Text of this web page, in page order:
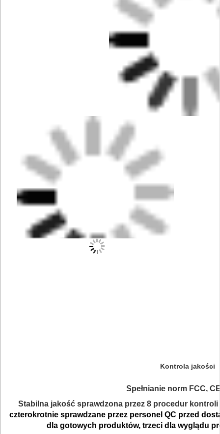
Kontrola jakości
Spełnianie norm FCC,
Stabilna jakość sprawdzona przez 8 procedur kontroli
czterokrotnie sprawdzane przez personel QC przed
dla gotowych produktów, trzeci dla wyglądu